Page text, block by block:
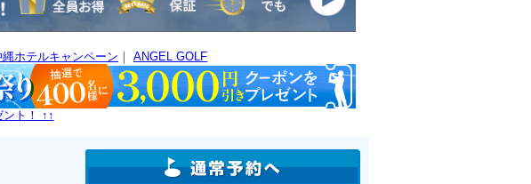
縄ホテルキャンペーン ｜ ANGEL GOLF
ト！ ↑↑